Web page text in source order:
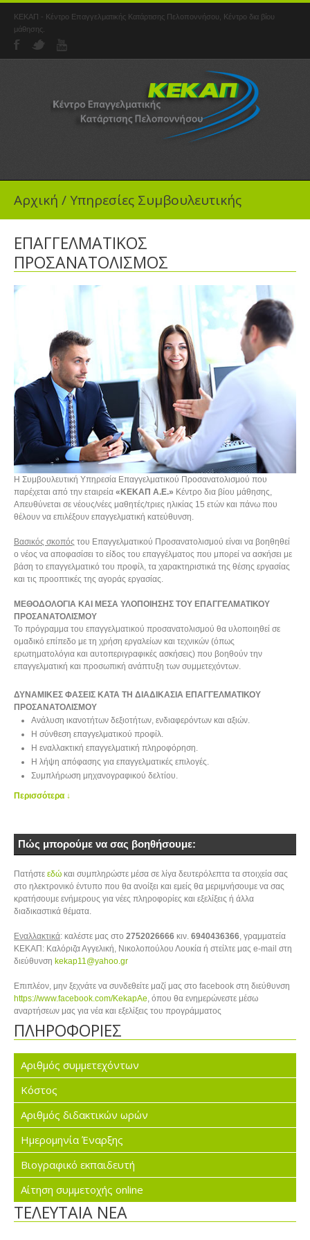
ΚΕΚΑΠ - Κέντρο Επαγγελματικής Κατάρτισης Πελοποννήσου, Κέντρο δια βίου
μάθησης.
Αρχική /Υπηρεσίες Συμβουλευτικής
ΕΠΑΓΓΕΛΜΑΤΙΚΟΣ
ΠΡΟΣΑΝΑΤΟΛΙΣΜΟΣ
Η Συμβουλευτική Υπηρεσία Επαγγελματικού Προσανατολισμού που
παρέχεται από την εταιρεία «ΚΕΚΑΠ Α.Ε.» Κέντρο δια βίου μάθησης,
Απευθύνεται σε νέους/νέες μαθητές/τριες ηλικίας 15 ετών και πάνω που
θέλουν να επιλέξουν επαγγελματική κατεύθυνση.
Βασικός σκοπός του Επαγγελματικού Προσανατολισμού είναι να βοηθηθεί
ο νέος να αποφασίσει το είδος του επαγγέλματος που μπορεί να ασκήσει με
βάση το επαγγελματικό του προφίλ, τα χαρακτηριστικά της θέσης εργασίας
και τις προοπτικές της αγοράς εργασίας.
ΜΕΘΟΔΟΛΟΓΙΑ ΚΑΙ ΜΕΣΑ ΥΛΟΠΟΙΗΣΗΣ ΤΟΥ ΕΠΑΓΓΕΛΜΑΤΙΚΟΥ
ΠΡΟΣΑΝΑΤΟΛΙΣΜΟΥ
Το πρόγραμμα του επαγγελματικού προσανατολισμού θα υλοποιηθεί σε
ομαδικό επίπεδο με τη χρήση εργαλείων και τεχνικών (όπως
ερωτηματολόγια και αυτοπεριγραφικές ασκήσεις) που βοηθούν την
επαγγελματική και προσωπική ανάπτυξη των συμμετεχόντων.
ΔΥΝΑΜΙΚΕΣ ΦΑΣΕΙΣ ΚΑΤΑ ΤΗ ΔΙΑΔΙΚΑΣΙΑ ΕΠΑΓΓΕΛΜΑΤΙΚΟΥ
ΠΡΟΣΑΝΑΤΟΛΙΣΜΟΥ
Ανάλυση ικανοτήτων δεξιοτήτων, ενδιαφερόντων και αξιών.
Η σύνθεση επαγγελματικού προφίλ.
Η εναλλακτική επαγγελματική πληροφόρηση.
Η λήψη απόφασης για επαγγελματικές επιλογές.
Συμπλήρωση μηχανογραφικού δελτίου.
Περισσότερα ↓
Πώς μπορούμε να σας βοηθήσουμε:
Πατήστε εδώ και συμπληρώστε μέσα σε λίγα δευτερόλεπτα τα στοιχεία σας
στο ηλεκτρονικό έντυπο που θα ανοίξει και εμείς θα μεριμνήσουμε να σας
κρατήσουμε ενήμερους για νέες πληροφορίες και εξελίξεις ή άλλα
διαδικαστικά θέματα.
Εναλλακτικά: καλέστε μας στο 2752026666 κιν. 6940436366, γραμματεία
ΚΕΚΑΠ: Καλόριζα Αγγελική, Νικολοπούλου Λουκία ή στείλτε μας e-mail στη
διεύθυνση kekap11@yahoo.gr
Επιπλέον, μην ξεχνάτε να συνδεθείτε μαζί μας στο facebook στη διεύθυνση
https://www.facebook.com/KekapAe, όπου θα ενημερώνεστε μέσω
αναρτήσεων μας για νέα και εξελίξεις του προγράμματος
ΠΛΗΡΟΦΟΡΙΕΣ
Αριθμός συμμετεχόντων
Κόστος
Αριθμός διδακτικών ωρών
Ημερομηνία Έναρξης
Βιογραφικό εκπαιδευτή
Αίτηση συμμετοχής online
ΤΕΛΕΥΤΑΙΑ ΝΕΑ